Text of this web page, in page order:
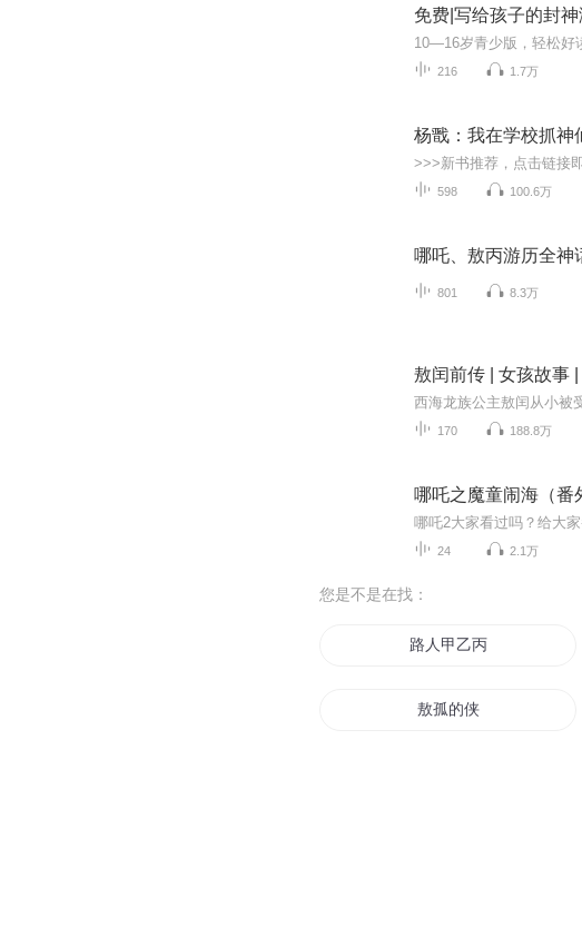
免费|写给孩子的封
216 1.7万
杨戬：我在学校抓神
598 100.6万
哪吒、敖丙游历全神
801 8.3万
敖闰前传 | 女孩故事
170 188.8万
哪吒之魔童闹海（番
哪吒2大家看过吗？给大
24 2.1万
您是不是在找：
路人甲乙丙的自我修养
敖孤的侠